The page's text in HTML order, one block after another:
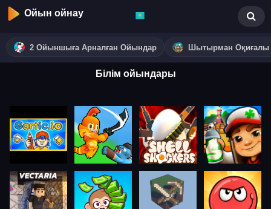
Ойын ойнау
2 Ойыншыға Арналған Ойындар Шытырман
Білім ойындары